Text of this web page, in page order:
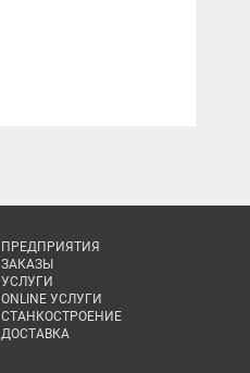
ПРЕДПРИЯТИЯ
ЗАКАЗЫ
УСЛУГИ
ONLINE УСЛУГИ
СТАНКОСТРОЕНИЕ
ДОСТАВКА